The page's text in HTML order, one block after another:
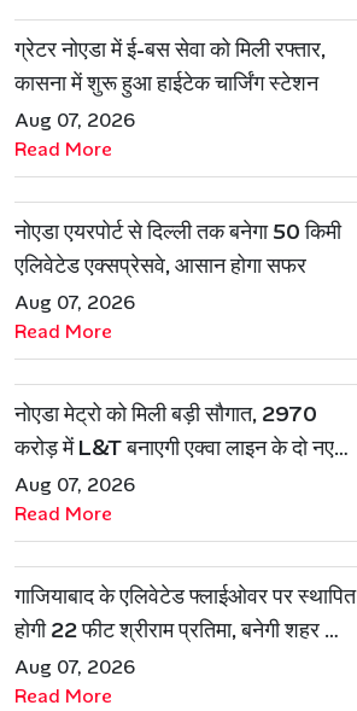
ग्रेटर नोएडा में ई-बस सेवा को मिली रफ्तार,
कासना में शुरू हुआ हाईटेक चार्जिंग स्टेशन
Aug 07, 2026
Read More
नोएडा एयरपोर्ट से दिल्ली तक बनेगा 50 किमी
एलिवेटेड एक्सप्रेसवे, आसान होगा सफर
Aug 07, 2026
Read More
नोएडा मेट्रो को मिली बड़ी सौगात, 2970
करोड़ में L&T बनाएगी एक्वा लाइन के दो नए
रूट
Aug 07, 2026
Read More
गाजियाबाद के एलिवेटेड फ्लाईओवर पर स्थापित
होगी 22 फीट श्रीराम प्रतिमा, बनेगी शहर की
नई पहचान
Aug 07, 2026
Read More